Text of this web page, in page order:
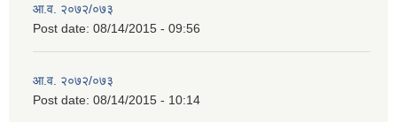
आ.व. २०७२/०७३
Post date: 08/14/2015 - 09:56
आ.व. २०७२/०७३
Post date: 08/14/2015 - 10:14